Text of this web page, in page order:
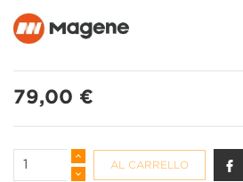
79,00 €
AL CARRELLO